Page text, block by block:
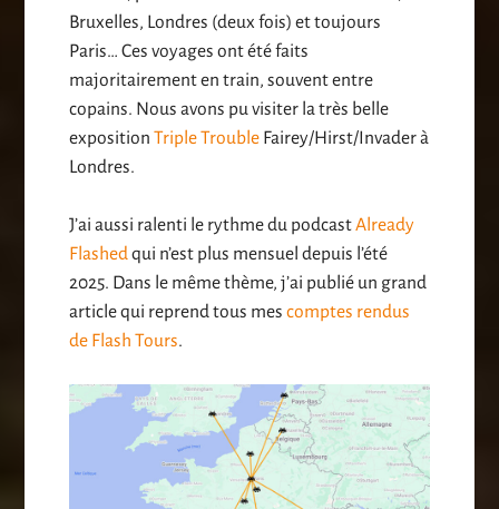
Bruxelles, Londres (deux fois) et toujours
Paris… Ces voyages ont été faits
majoritairement en train, souvent entre
copains. Nous avons pu visiter la très belle
expositionTriple Trouble Fairey/Hirst/Invader à
Londres.
J’ai aussi ralenti le rythme du podcastAlready
Flashedqui n’est plus mensuel depuis l’été
2025. Dans le même thème, j’ai publié un grand
article qui reprend tous mescomptes rendus
de Flash Tours.